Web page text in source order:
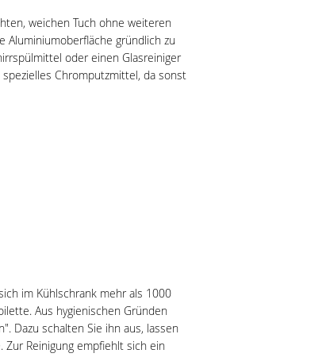
weichen Tuch ohne weiteren
Aluminiumoberfläche gründlich zu
oder einen Glasreiniger
Chromputzmittel, da sonst
im Kühlschrank mehr als 1000
Aus hygienischen Gründen
Dazu schalten Sie ihn aus, lassen
Reinigung empfiehlt sich ein